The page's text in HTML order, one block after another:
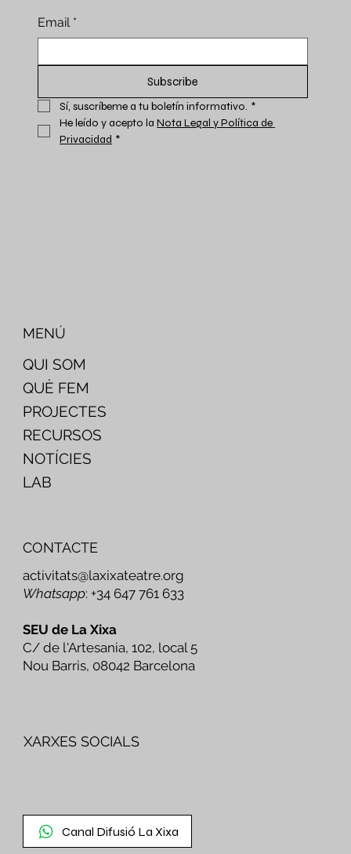
Email *
Subscribe
Sí, suscríbeme a tu boletín informativo. *
He leído y acepto la Nota Legal y Política de
Privacidad *
QUI SOM
QUÈ FEM
PROJECTES
RECURSOS
NOTÍCIES
LAB
MENÚ
CONTACTE
activitats@laxixateatre.org
Whatsapp: +34 647 761 633
SEU de La Xixa
C/ de l'Artesania, 102, local 5
Nou Barris, 08042 Barcelona
XARXES SOCIALS
Canal Difusió La Xixa